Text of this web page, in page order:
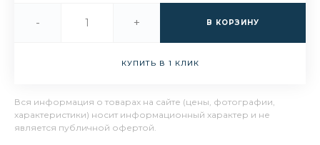
- + В КОРЗИНУ
КУПИТЬ В 1 КЛИК
Вся информация о товарах на сайте (цены, фотографии,
характеристики) носит информационный характер и не
является публичной офертой.